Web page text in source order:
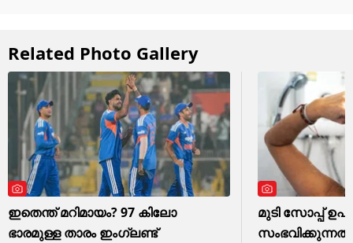
Related Photo Gallery
ഇതെന്ത് മറിമായം? 97 കിലോ
ഭാരമുള്ള താരം ഇംഗ്ലണ്ട്
മുടി സോപ്പ്